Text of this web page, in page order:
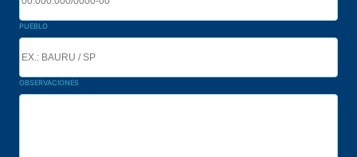
PUEBLO
OBSERVACIONES